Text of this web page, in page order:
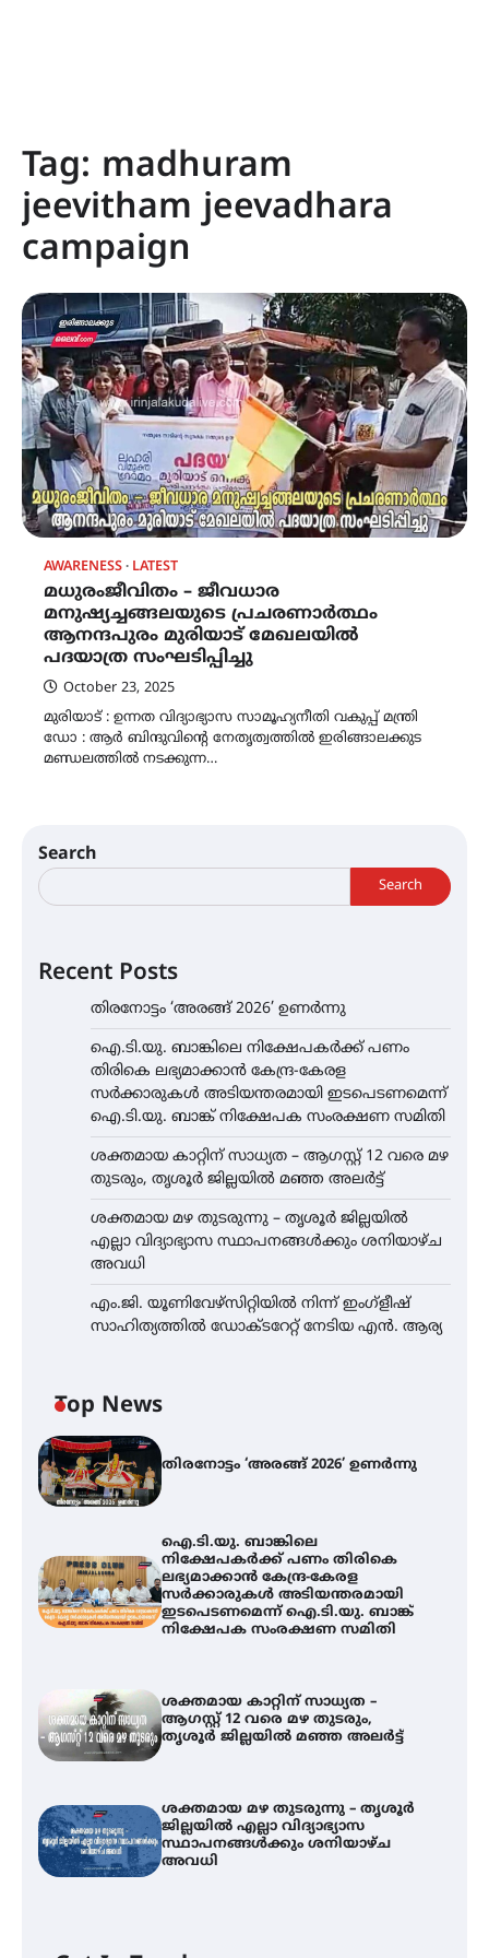
Tag: madhuram
jeevitham jeevadhara
campaign
AWARENESS LATEST
മധുരംജീവിതം – ജീവധാര
മനുഷ്യച്ചങ്ങലയുടെ പ്രചരണാർത്ഥം
ആനന്ദപുരം മുരിയാട് മേഖലയിൽ
പദയാത്ര സംഘടിപ്പിച്ചു
October 23, 2025
മുരിയാട് : ഉന്നത വിദ്യാഭ്യാസ സാമൂഹ്യനീതി വകുപ്പ് മന്ത്രി
ഡോ : ആർ ബിന്ദുവിന്റെ നേതൃത്വത്തിൽ ഇരിങ്ങാലക്കുട
മണ്ഡലത്തിൽ നടക്കുന്ന…
Search
Search
Recent Posts
തിരനോട്ടം ‘അരങ്ങ് 2026’ ഉണർന്നു
ഐ.ടി.യു. ബാങ്കിലെ നിക്ഷേപകർക്ക് പണം
തിരികെ ലഭ്യമാക്കാൻ കേന്ദ്ര-കേരള
സർക്കാരുകൾ അടിയന്തരമായി ഇടപെടണമെന്ന്
ഐ.ടി.യു. ബാങ്ക് നിക്ഷേപക സംരക്ഷണ സമിതി
ശക്തമായ കാറ്റിന് സാധ്യത – ആഗസ്റ്റ് 12 വരെ മഴ
തുടരും, തൃശൂർ ജില്ലയിൽ മഞ്ഞ അലർട്ട്
ശക്തമായ മഴ തുടരുന്നു – തൃശൂർ ജില്ലയിൽ
എല്ലാ വിദ്യാഭ്യാസ സ്ഥാപനങ്ങൾക്കും ശനിയാഴ്ച
അവധി
എം.ജി. യൂണിവേഴ്‌സിറ്റിയിൽ നിന്ന് ഇംഗ്ളീഷ്
സാഹിത്യത്തിൽ ഡോക്ടറേറ്റ് നേടിയ എൻ. ആര്യ
Top News
തിരനോട്ടം ‘അരങ്ങ് 2026’ ഉണർന്നു
ഐ.ടി.യു. ബാങ്കിലെ
നിക്ഷേപകർക്ക് പണം തിരികെ
ലഭ്യമാക്കാൻ കേന്ദ്ര-കേരള
സർക്കാരുകൾ അടിയന്തരമായി
ഇടപെടണമെന്ന് ഐ.ടി.യു. ബാങ്ക്
നിക്ഷേപക സംരക്ഷണ സമിതി
ശക്തമായ കാറ്റിന് സാധ്യത –
ആഗസ്റ്റ് 12 വരെ മഴ തുടരും,
തൃശൂർ ജില്ലയിൽ മഞ്ഞ അലർട്ട്
ശക്തമായ മഴ തുടരുന്നു – തൃശൂർ
ജില്ലയിൽ എല്ലാ വിദ്യാഭ്യാസ
സ്ഥാപനങ്ങൾക്കും ശനിയാഴ്ച
അവധി